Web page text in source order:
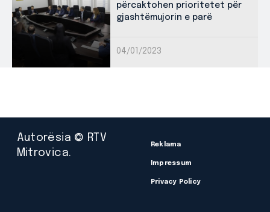
përcaktohen prioritetet për
gjashtëmujorin e parë
04/01/2023
Autorësia © RTV
Mitrovica.
Reklama
Impressum
Privacy Policy